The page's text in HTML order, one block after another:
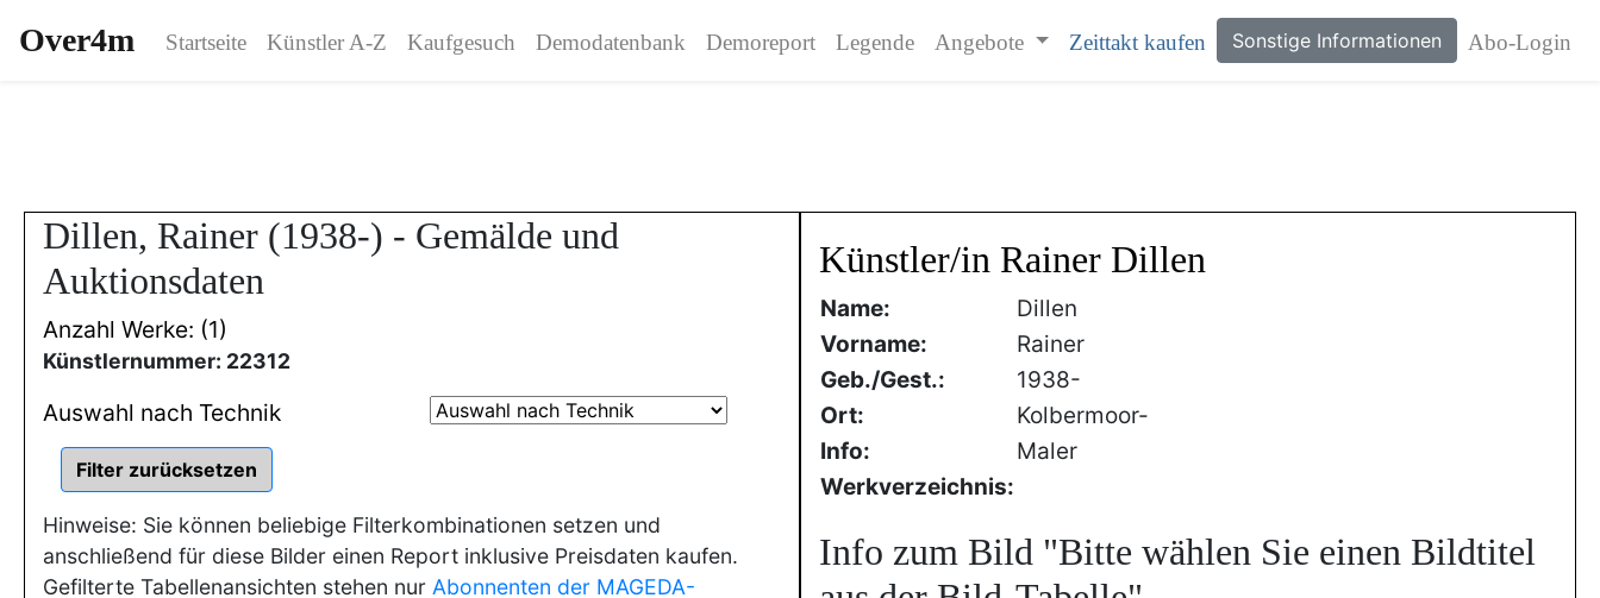
Over4m Startseite Künstler A-Z Kaufgesuch Demodatenbank Demoreport Legende Angebote Zeittakt kaufen Sonstige Informationen Abo-Login
Dillen, Rainer (1938-) - Gemälde und
Auktionsdaten
Anzahl Werke: (1)
Künstlernummer: 22312
Auswahl nach Technik
Hinweise: Sie können beliebige Filterkombinationen setzen und
anschließend für diese Bilder einen Report inklusive Preisdaten kaufen.
Gefilterte Tabellenansichten stehen nur Abonnenten der MAGEDA-
Künstler/in Rainer Dillen
Name:
Dillen
Vorname:
Rainer
Geb./Gest.:
1938-
Ort:
Kolbermoor-
Info:
Maler
Werkverzeichnis:
Info zum Bild "Bitte wählen Sie einen Bildtitel